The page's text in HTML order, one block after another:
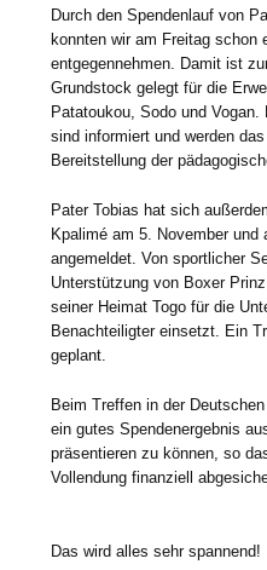
Durch den Spendenlauf von
konnten wir am Freitag schon
entgegennehmen. Damit ist
Grundstock gelegt für die
Patatoukou, Sodo und
sind informiert und werden
Bereitstellung der
Pater Tobias hat sich
Kpalimé am 5. November
angemeldet. Von sportlicher
Unterstützung von Boxer
seiner Heimat Togo für die
Benachteiligter einsetzt. Ein
geplant.
Beim Treffen in der
ein gutes Spendenergebnis
präsentieren zu können, so
Vollendung finanziell
Das wird alles sehr spannend!